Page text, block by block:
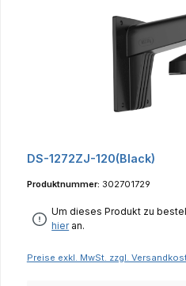
DS-1272ZJ-120(Black)
Produktnummer: 302701729
Um dieses Produkt zu
hieran.
Preise exkl. MwSt. zzgl.